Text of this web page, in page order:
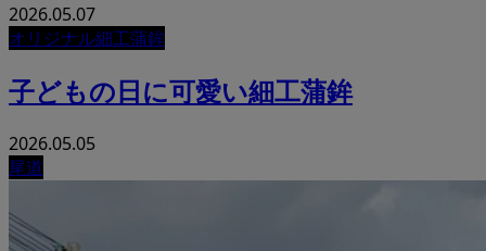
2026.05.07
オリジナル細工蒲鉾
子どもの日に可愛い細工蒲鉾
2026.05.05
尾道